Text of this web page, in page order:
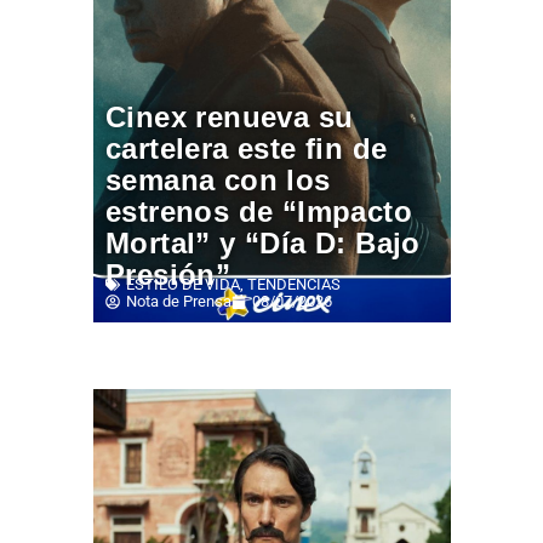
Cinex renueva su
cartelera este fin de
semana con los
estrenos de “Impacto
Mortal” y “Día D: Bajo
Presión”
ESTILO DE VIDA,TENDENCIAS
Nota de Prensa
08/07/2026